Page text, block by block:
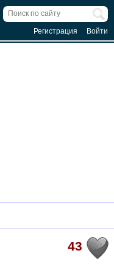
Регистрация Войти
43